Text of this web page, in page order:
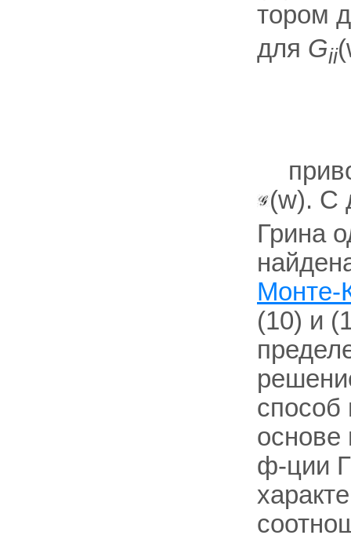
тором
для Gii
(w). С
Грина
Монте-
(10) и
способ
основе
ф-ции